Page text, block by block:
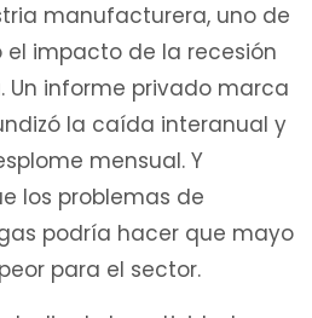
manufacturera, uno de
el impacto de la recesión
Un informe privado marca
la caída interanual y
mensual. Y
los problemas de
podría hacer que mayo
para el sector.